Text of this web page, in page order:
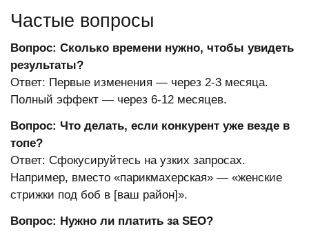
Частые вопросы
Вопрос: Сколько времени нужно, чтобы увидеть
результаты?
Ответ: Первые изменения — через 2-3 месяца.
Полный эффект — через 6-12 месяцев.
Вопрос: Что делать, если конкурент уже везде в
топе?
Ответ: Сфокусируйтесь на узких запросах.
Например, вместо «парикмахерская» — «женские
стрижки под боб в [ваш район]».
Вопрос: Нужно ли платить за SEO?